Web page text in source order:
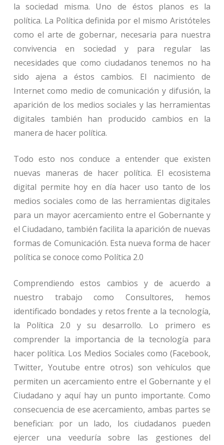
la sociedad misma. Uno de éstos planos es la
política. La Política definida por el mismo Aristóteles
como el arte de gobernar, necesaria para nuestra
convivencia en sociedad y para regular las
necesidades que como ciudadanos tenemos no ha
sido ajena a éstos cambios. El nacimiento de
Internet como medio de comunicación y difusión, la
aparición de los medios sociales y las herramientas
digitales también han producido cambios en la
manera de hacer política.
Todo esto nos conduce a entender que existen
nuevas maneras de hacer política. El ecosistema
digital permite hoy en día hacer uso tanto de los
medios sociales como de las herramientas digitales
para un mayor acercamiento entre el Gobernante y
el Ciudadano, también facilita la aparición de nuevas
formas de Comunicación. Esta nueva forma de hacer
política se conoce como Política 2.0
Comprendiendo estos cambios y de acuerdo a
nuestro trabajo como Consultores, hemos
identificado bondades y retos frente a la tecnología,
la Política 2.0 y su desarrollo. Lo primero es
comprender la importancia de la tecnología para
hacer política. Los Medios Sociales como (Facebook,
Twitter, Youtube entre otros) son vehículos que
permiten un acercamiento entre el Gobernante y el
Ciudadano y aquí hay un punto importante. Como
consecuencia de ese acercamiento, ambas partes se
benefician: por un lado, los ciudadanos pueden
ejercer una veeduría sobre las gestiones del